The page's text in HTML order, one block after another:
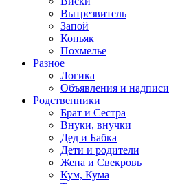
Вытрезвитель
Запой
Коньяк
Похмелье
Разное
Логика
Объявления и надписи
Родственники
Брат и Сестра
Внуки, внучки
Дед и Бабка
Дети и родители
Жена и Свекровь
Кум, Кума